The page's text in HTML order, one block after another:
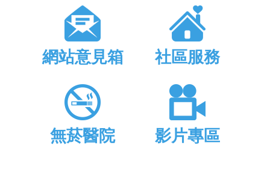
網站意見箱 社區服務
無菸醫院 影片專區